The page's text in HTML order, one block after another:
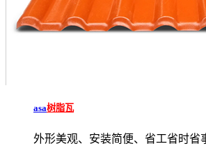
asa树脂瓦
外形美观、安装简便、省工省时省